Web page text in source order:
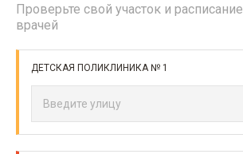
Проверьте свой участок и расписание
врачей
ДЕТСКАЯ ПОЛИКЛИНИКА № 1